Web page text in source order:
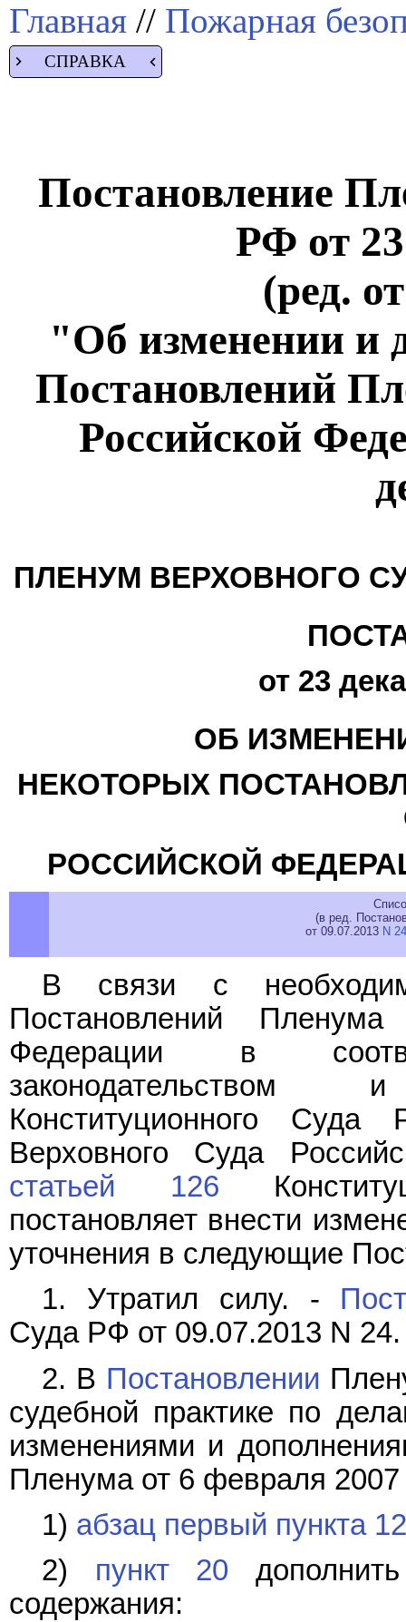
Главная // Пожарная
СПРАВКА
Постановление
РФ от
(ред.
"Об изменении и
Постановлений
Российской
ПЛЕНУМ ВЕРХОВНОГО
от 23
ОБ
НЕКОТОРЫХ
РОССИЙСКОЙ
(в ред.
от 09.07.2013 N 24
В связи с
Постановлений
Федерации в
Конституционного Суда
Верховного Суда
статьей 126
постановляет внести
уточнения в следующие
1. Утратил силу. -
Суда РФ от 09.07.2013 N 24.
2. В Постановлении
судебной практике по
изменениями и
Пленума от 6 февраля 2007
1) абзац первый пункта 12
2) пункт 20
содержания: